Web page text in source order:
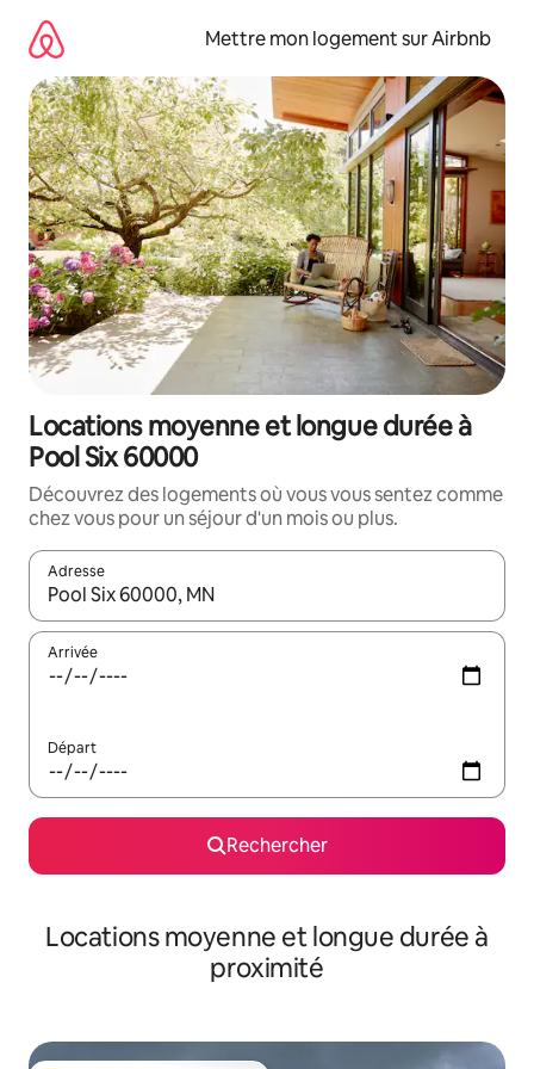
directement
contenu
Mettre mon logement sur Airbnb
Locations moyenne et longue durée à
Pool Six 60000
Découvrez des logements où vous vous sentez comme
chez vous pour un séjour d'un mois ou plus.
Adresse
Lorsque les résultats s'affichent, utilisez les flèches vers le
Arrivée
Départ
Rechercher
Locations moyenne et longue durée à
proximité